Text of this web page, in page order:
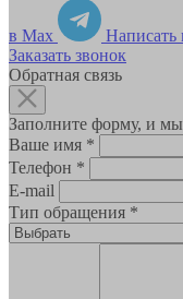
в Max
Написать
Заказать звонок
Обратная связь
Заполните форму, и
Ваше имя *
Телефон *
E-mail
Тип обращения *